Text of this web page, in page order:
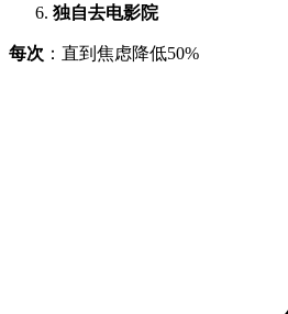
独自去电影院
每次 ：直到焦虑降低50%